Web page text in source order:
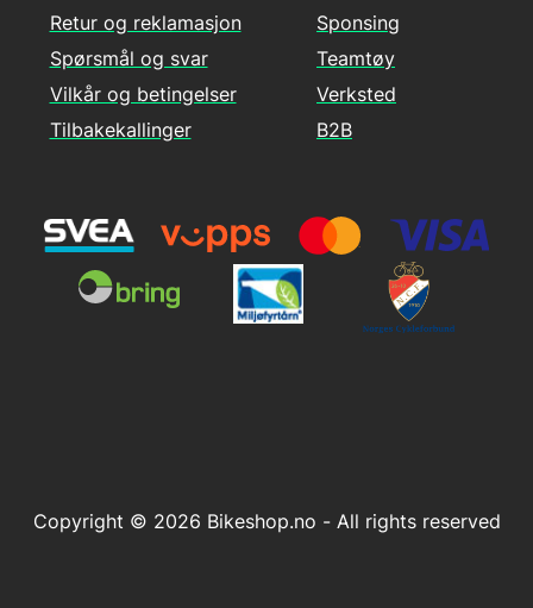
Retur og reklamasjon
Spørsmål og svar
Vilkår og betingelser
Tilbakekallinger
Sponsing
Teamtøy
Verksted
B2B
Copyright © 2026 Bikeshop.no - All rights reserved